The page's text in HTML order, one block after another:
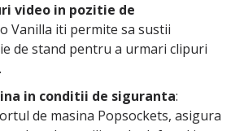
video in pozitie de
Vanilla iti permite sa sustii
de stand pentru a urmari clipuri
in conditii de siguranta:
de masina Popsockets, asigura